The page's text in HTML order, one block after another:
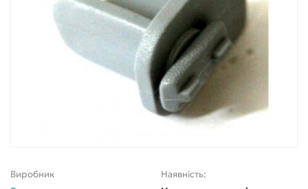
Виробник Наявність: